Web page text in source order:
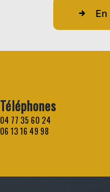
Téléphones
04 77 35 60 24
06 13 16 49 98